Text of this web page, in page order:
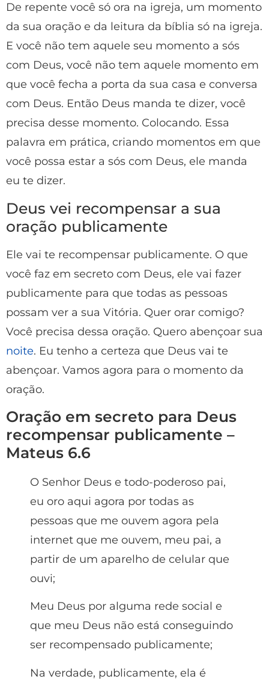
De repente você só ora na igreja, um momento
da sua oração e da leitura da bíblia só na igreja.
E você não tem aquele seu momento a sós
com Deus, você não tem aquele momento em
que você fecha a porta da sua casa e conversa
com Deus. Então Deus manda te dizer, você
precisa desse momento. Colocando. Essa
palavra em prática, criando momentos em que
você possa estar a sós com Deus, ele manda
eu te dizer.
Deus vei recompensar a sua
oração publicamente
Ele vai te recompensar publicamente. O que
você faz em secreto com Deus, ele vai fazer
publicamente para que todas as pessoas
possam ver a sua Vitória. Quer orar comigo?
Você precisa dessa oração. Quero abençoar sua
noite. Eu tenho a certeza que Deus vai te
abençoar. Vamos agora para o momento da
oração.
Oração em secreto para Deus
recompensar publicamente –
Mateus 6.6
O Senhor Deus e todo-poderoso pai,
eu oro aqui agora por todas as
pessoas que me ouvem agora pela
internet que me ouvem, meu pai, a
partir de um aparelho de celular que
ouvi;
Meu Deus por alguma rede social e
que meu Deus não está conseguindo
ser recompensado publicamente;
Na verdade, publicamente, ela é